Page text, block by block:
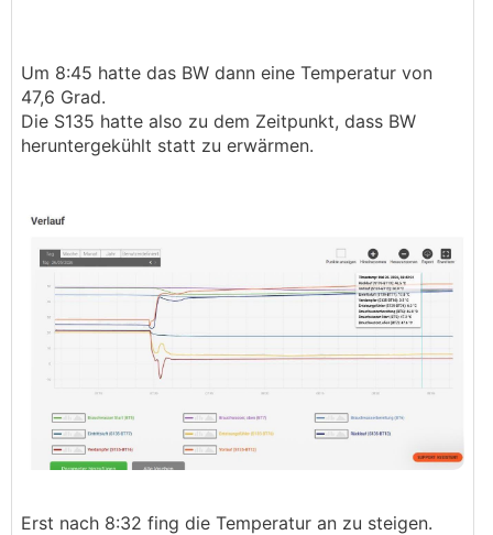
Um 8:45 hatte das BW dann eine Temperatur von
47,6 Grad.
Die S135 hatte also zu dem Zeitpunkt, dass BW
heruntergekühlt statt zu erwärmen.
Erst nach 8:32 fing die Temperatur an zu steigen.